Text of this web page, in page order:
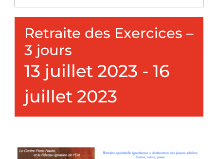
Volontariat
Pôles régionaux
Nous connaître
Retraite des Exercices –
3 jours
13 juillet 2023 - 16
juillet 2023